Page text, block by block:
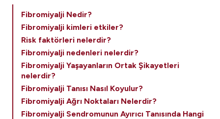
Fibromiyalji Nedir?
Fibromiyalji kimleri etkiler?
Risk faktörleri nelerdir?
Fibromiyalji nedenleri nelerdir?
Fibromiyalji Yaşayanların Ortak Şikayetleri
nelerdir?
Fibromiyalji Tanısı Nasıl Koyulur?
Fibromiyalji Ağrı Noktaları Nelerdir?
Fibromiyalji Sendromunun Ayırıcı Tanısında Hangi